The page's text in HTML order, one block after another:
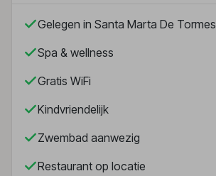
Gelegen in Santa Marta De Tormes
Spa & wellness
Gratis WiFi
Kindvriendelijk
Zwembad aanwezig
Restaurant op locatie